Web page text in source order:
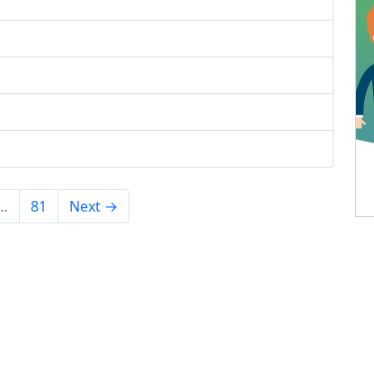
81 Next →